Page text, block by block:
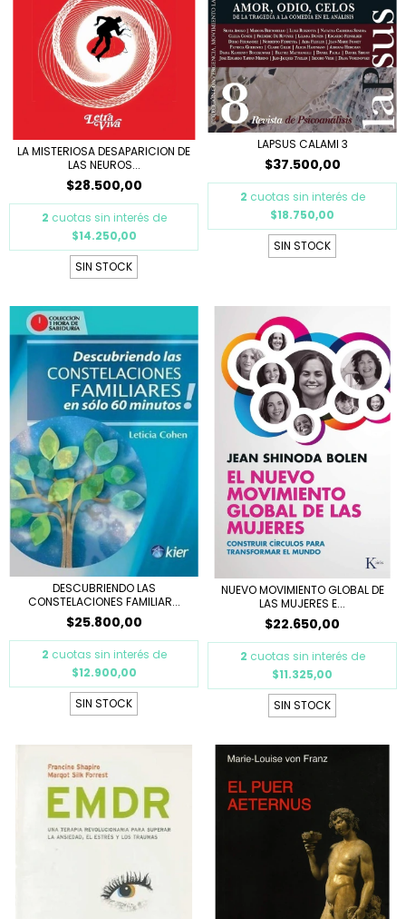
LA MISTERIOSA DESAPARICION DE
LAS NEUROS...
$28.500,00
2 cuotas sin interés de
$14.250,00
SIN STOCK
LAPSUS CALAMI 3
$37.500,00
2 cuotas sin interés de
$18.750,00
SIN STOCK
DESCUBRIENDO LAS
CONSTELACIONES FAMILIAR...
$25.800,00
2 cuotas sin interés de
$12.900,00
SIN STOCK
NUEVO MOVIMIENTO GLOBAL DE
LAS MUJERES E...
$22.650,00
2 cuotas sin interés de
$11.325,00
SIN STOCK